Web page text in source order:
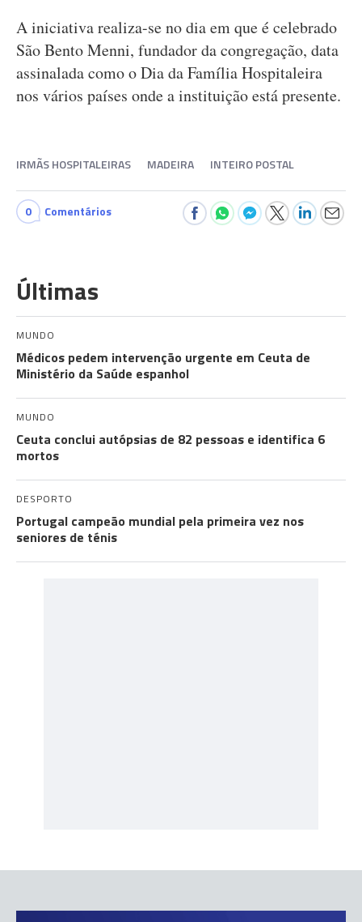
A iniciativa realiza-se no dia em que é celebrado
São Bento Menni, fundador da congregação, data
assinalada como o Dia da Família Hospitaleira
nos vários países onde a instituição está presente.
IRMÃS HOSPITALEIRAS MADEIRA INTEIRO POSTAL
0 Comentários
Últimas
MUNDO
Médicos pedem intervenção urgente em Ceuta de
Ministério da Saúde espanhol
MUNDO
Ceuta conclui autópsias de 82 pessoas e identifica 6
mortos
DESPORTO
Portugal campeão mundial pela primeira vez nos
seniores de ténis